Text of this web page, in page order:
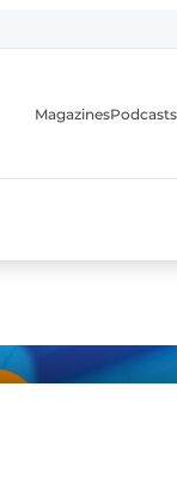
MagazinesPodcasts